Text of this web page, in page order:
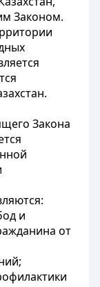
Законом.
Закона
и
от